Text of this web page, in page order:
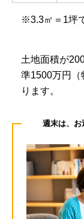
※3.3㎡＝1坪
土地面積が
準1500万円（
ります。
週末は、お